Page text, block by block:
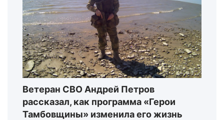
Ветеран СВО Андрей Петров
рассказал, как программа «Герои
Тамбовщины» изменила его жизнь